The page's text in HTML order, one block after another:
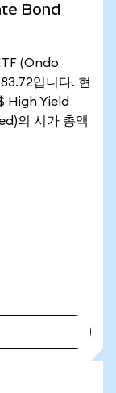
Bond
(Ondo
입니다. 현
High Yield
의 시가 총액